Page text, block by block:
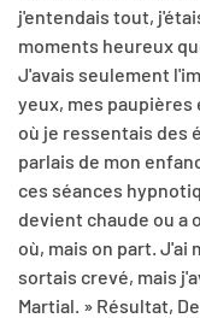
j'entendais tout,
moments heureux
J'avais seulement
yeux, mes
où je ressentais des
parlais de mon
ces séances
devient chaude ou a
où, mais on part. J'ai
sortais crevé, mais
Martial. » Résultat,